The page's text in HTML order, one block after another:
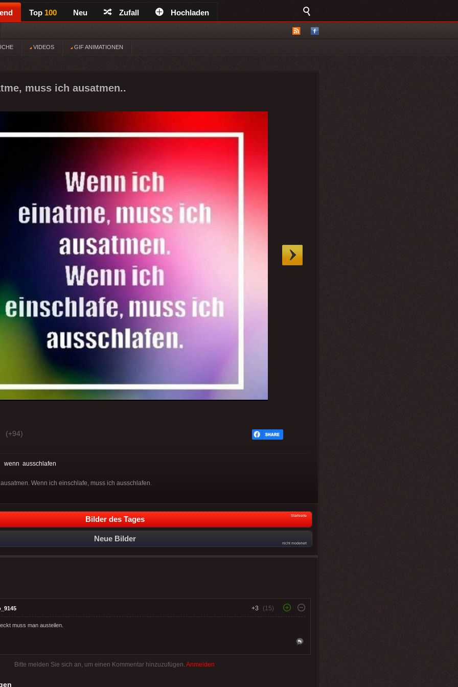
Top 100 Neu Zufall Hochladen
VIDEOS GIF ANIMATIONEN
muss ich ausatmen..
(+94)
wenn ausschlafen
Wenn ich einschlafe, muss ich ausschlafen.
Bilder des Tages Startseite
Neue Bilder
nicht moderiert
+3 (15)
muss man austeilen.
Bitte melden Sie sich an, um einen Kommentar hinzuzufügen. Anmelden